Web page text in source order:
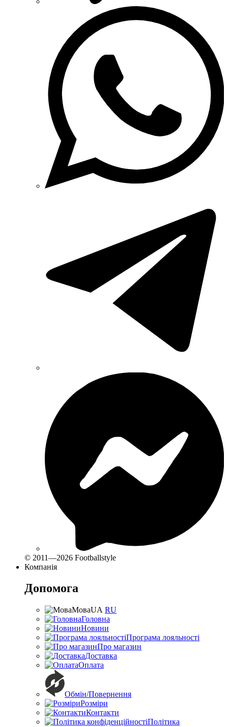
© 2011—2026 Footballstyle
Компанія
Допомога
МоваUA RU
Головна
Новини
Програма лояльності
Про магазин
Доставка
Оплата
Обмін/Повернення
Розміри
Контакти
Політика